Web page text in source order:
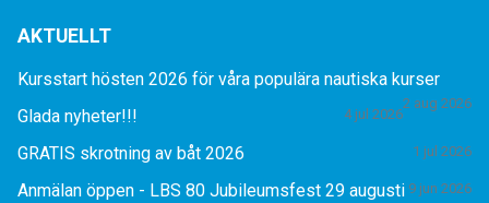
AKTUELLT
Kursstart hösten 2026 för våra populära nautiska kurser
2 aug 2026
Glada nyheter!!! 4 jul 2026
GRATIS skrotning av båt 2026 1 jul 2026
Anmälan öppen - LBS 80 Jubileumsfest 29 augusti 9 jun 2026